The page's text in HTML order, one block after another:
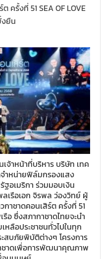
ครั้งที่ 51 SEA OF LOVE
ยืน
จ้าหน้าที่บริหาร บริษัท เทค
จำหน่ายฟิล์มกรองแสง
ฐอเมริกา ร่วมมอบเงิน
เรือเอก จิรพล ว่องวิทย์ ผู้
าชาดคอนเสิร์ต ครั้งที่ 51
อ ซึ่งสภากาชาดไทยจะนำ
หลือประชาชนทั่วไปในทุก
สบภัยพิบัติต่างๆ โครงการ
ชาดเพื่อการพัฒนาคุณภาพ